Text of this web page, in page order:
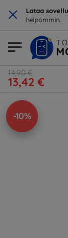
× Lataa
helpommin.
14,90 €
13,42 €
-10%